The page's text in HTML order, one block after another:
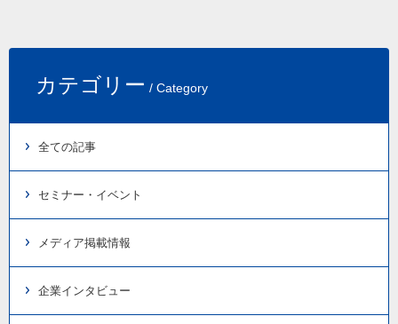
カテゴリー / Category
全ての記事
セミナー・イベント
メディア掲載情報
企業インタビュー